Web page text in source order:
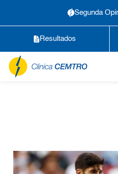
Segunda
Resultados